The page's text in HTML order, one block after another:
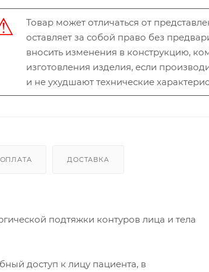
Товар может отличаться от
оставляет за собой право без
вносить изменения в конструкцию,
изготовления изделия, если
и не ухудшают технические
ОПЛАТА ДОСТАВКА
подтяжки контуров лица и тела
доступ к лицу пациента, в